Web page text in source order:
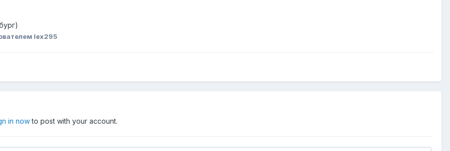
lex295
in nowto post with your account.